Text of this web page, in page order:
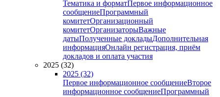
Тематика и форматПервое информационное
сообщениеПрограммный
комитетОрганизационный
комитетОрганизаторыВажные
датыПолученные докладыДополнительная
информацияОнлайн регистрация, приём
докладов и оплата участия
2025 (32)
2025 (32)
Первое информационное сообщениеВторое
информационное сообщениеПрограммный